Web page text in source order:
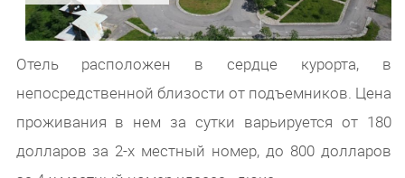
Отель расположен в сердце курорта, в
непосредственной близости от подъемников. Цена
проживания в нем за сутки варьируется от 180
долларов за 2-х местный номер, до 800 долларов